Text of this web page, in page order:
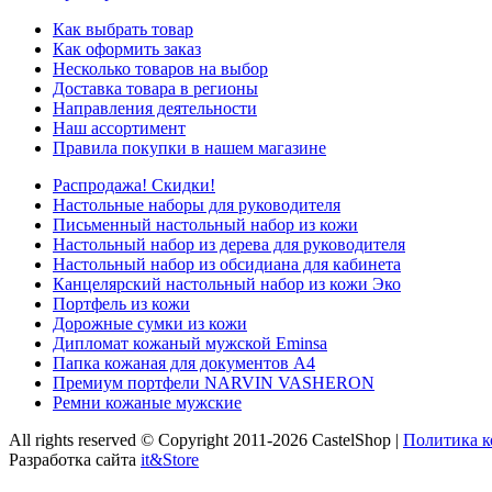
Как выбрать товар
Как оформить заказ
Несколько товаров на выбор
Доставка товара в регионы
Направления деятельности
Наш ассортимент
Правила покупки в нашем магазине
Распродажа! Скидки!
Настольные наборы для руководителя
Письменный настольный набор из кожи
Настольный набор из дерева для руководителя
Настольный набор из обсидиана для кабинета
Канцелярский настольный набор из кожи Эко
Портфель из кожи
Дорожные сумки из кожи
Дипломат кожаный мужской Eminsa
Папка кожаная для документов А4
Премиум портфели NARVIN VASHERON
Ремни кожаные мужские
All rights reserved © Copyright 2011-2026 CastelShop | Политика
Разработка сайта it&Store